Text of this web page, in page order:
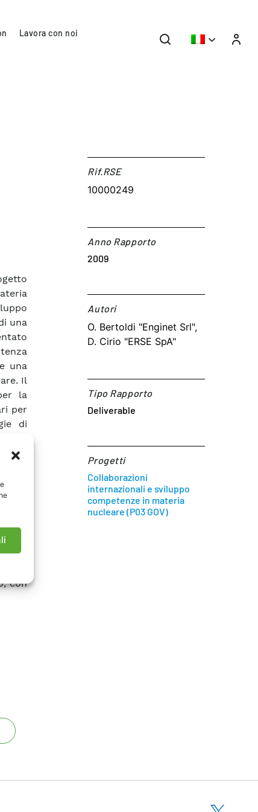
Lavora con noi
una
una
Il
la
per
di
In
di
– e
con
Rif.RSE​
10000249
Anno Rapporto
2009
Autori​
O. Bertoldi "Enginet Srl",
D. Cirio "ERSE SpA"
Tipo Rapporto
Deliverable
Progetti
Collaborazioni
internazionali e sviluppo
competenze in materia
nucleare (P03 GOV)